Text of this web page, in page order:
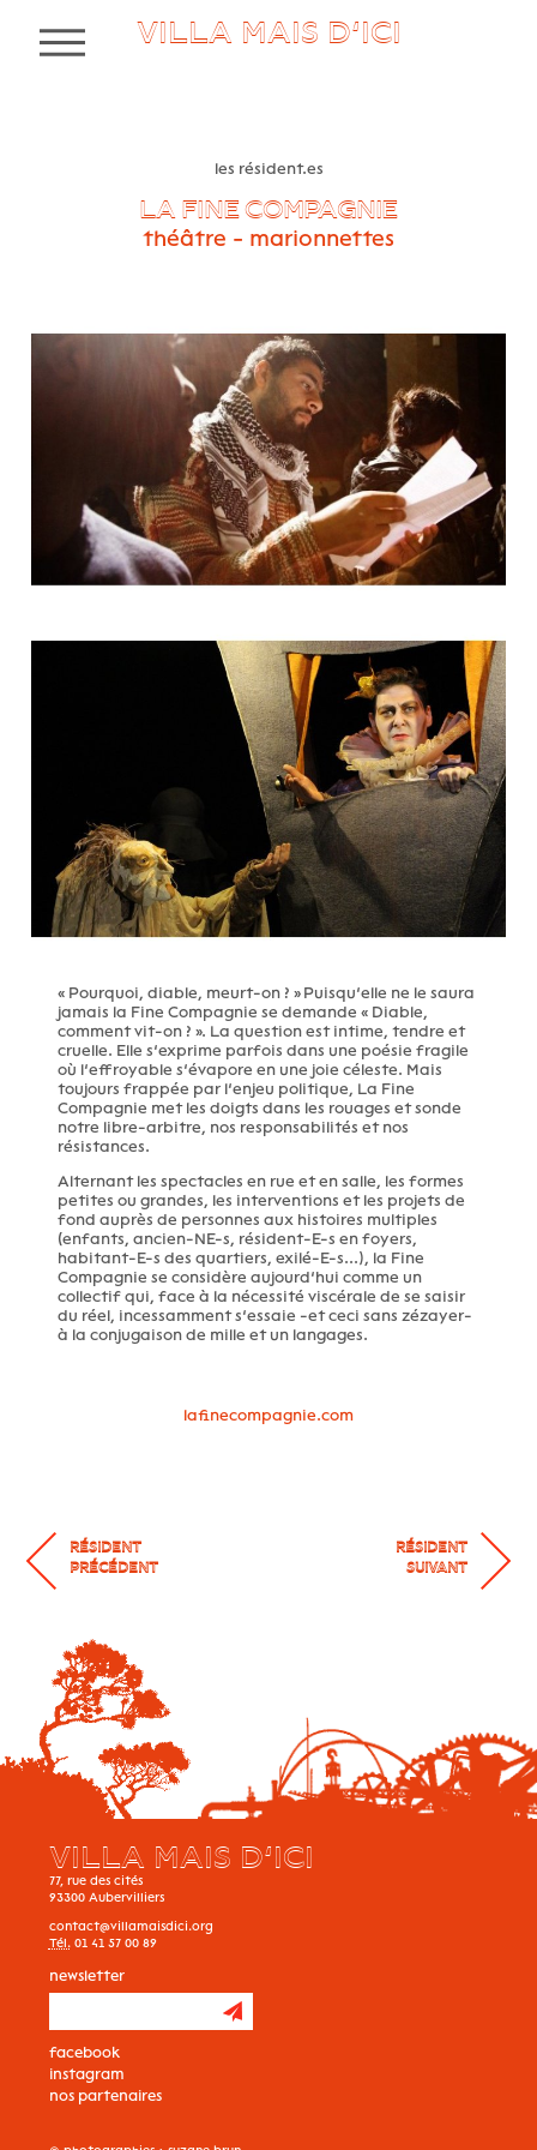
VILLA MAIS D’ICI
MENU
les résident.es
LA FINE COMPAGNIE
théâtre - marionnettes
« Pourquoi, diable, meurt-on ? » Puisqu’elle ne le saura
jamais la Fine Compagnie se demande « Diable,
comment vit-on ? ». La question est intime, tendre et
cruelle. Elle s’exprime parfois dans une poésie fragile
où l’effroyable s’évapore en une joie céleste. Mais
toujours frappée par l’enjeu politique, La Fine
Compagnie met les doigts dans les rouages et sonde
notre libre-arbitre, nos responsabilités et nos
résistances.
Alternant les spectacles en rue et en salle, les formes
petites ou grandes, les interventions et les projets de
fond auprès de personnes aux histoires multiples
(enfants, ancien-NE-s, résident-E-s en foyers,
habitant-E-s des quartiers, exilé-E-s...), la Fine
Compagnie se considère aujourd’hui comme un
collectif qui, face à la nécessité viscérale de se saisir
du réel, incessamment s’essaie -et ceci sans zézayer-
à la conjugaison de mille et un langages.
lafinecompagnie.com
RÉSIDENT
PRÉCÉDENT
RÉSIDENT
SUIVANT
newsletter
facebook
instagram
nos partenaires
VILLA MAIS D’ICI
77, rue des cités
93300 Aubervilliers
contact@villamaisdici.org
Tél. 01 41 57 00 89